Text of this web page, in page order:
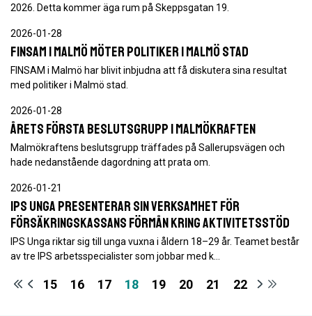
2026. Detta kommer äga rum på Skeppsgatan 19.
2026-01-28
FINSAM i Malmö möter politiker i Malmö stad
FINSAM i Malmö har blivit inbjudna att få diskutera sina resultat
med politiker i Malmö stad.
2026-01-28
Årets första beslutsgrupp i Malmökraften
Malmökraftens beslutsgrupp träffades på Sallerupsvägen och
hade nedanstående dagordning att prata om.
2026-01-21
IPS Unga presenterar sin verksamhet för
Försäkringskassans förmån kring aktivitetsstöd
IPS Unga riktar sig till unga vuxna i åldern 18–29 år. Teamet består
av tre IPS arbetsspecialister som jobbar med k…
15 16 17 18 19 20 21 22